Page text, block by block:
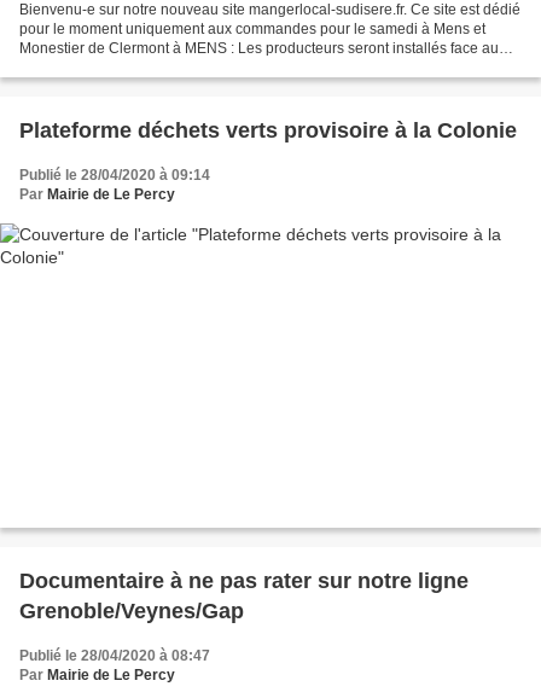
Bienvenu-e sur notre nouveau site mangerlocal-sudisere.fr. Ce site est dédié
pour le moment uniquement aux commandes pour le samedi à Mens et
Monestier de Clermont à MENS : Les producteurs seront installés face au
Plateforme déchets verts provisoire à la Colonie
Publié le 28/04/2020 à 09:14
Par Mairie de Le Percy
Documentaire à ne pas rater sur notre ligne
Grenoble/Veynes/Gap
Publié le 28/04/2020 à 08:47
Par Mairie de Le Percy